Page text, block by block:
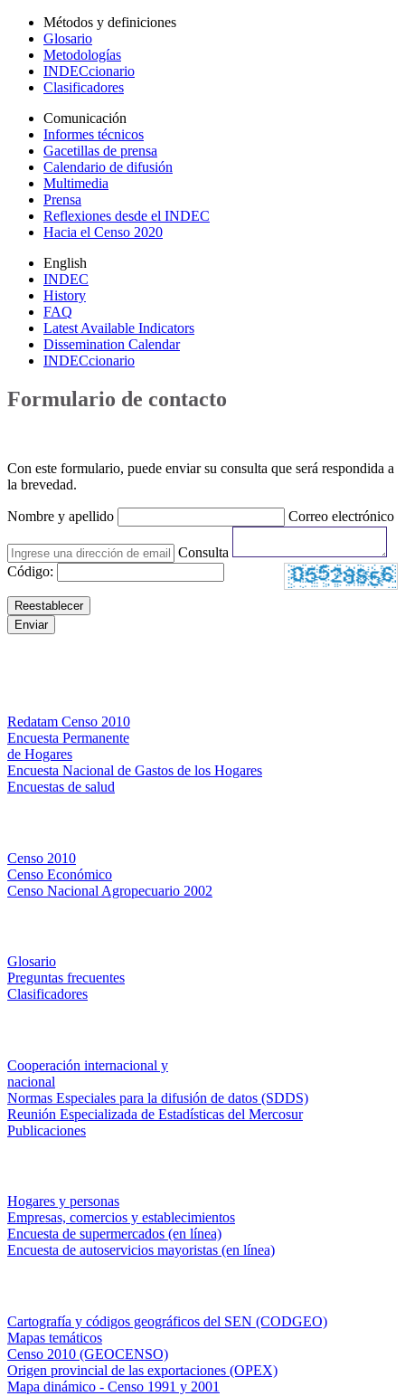
Métodos y definiciones
Glosario
Metodologías
INDECcionario
Clasificadores
Comunicación
Informes técnicos
Gacetillas de prensa
Calendario de difusión
Multimedia
Prensa
Reflexiones desde el INDEC
Hacia el Censo 2020
English
INDEC
History
FAQ
Latest Available Indicators
Dissemination Calendar
INDECcionario
Formulario de contacto
Con este formulario, puede enviar su consulta que será respondida a
la brevedad.
Nombre y apellido Correo electrónico
Consulta
Código:
Redatam Censo 2010
Encuesta Permanente
de Hogares
Encuesta Nacional de Gastos de los Hogares
Encuestas de salud
Censo 2010
Censo Económico
Censo Nacional Agropecuario 2002
Glosario
Preguntas frecuentes
Clasificadores
Cooperación internacional y
nacional
Normas Especiales para la difusión de datos (SDDS)
Reunión Especializada de Estadísticas del Mercosur
Publicaciones
Hogares y personas
Empresas, comercios y establecimientos
Encuesta de supermercados (en línea)
Encuesta de autoservicios mayoristas (en línea)
Cartografía y códigos geográficos del SEN (CODGEO)
Mapas temáticos
Censo 2010 (GEOCENSO)
Origen provincial de las exportaciones (OPEX)
Mapa dinámico - Censo 1991 y 2001